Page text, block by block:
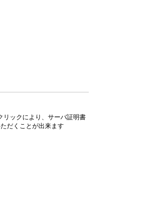
ックにより、サーバ証明書
だくことが出来ます